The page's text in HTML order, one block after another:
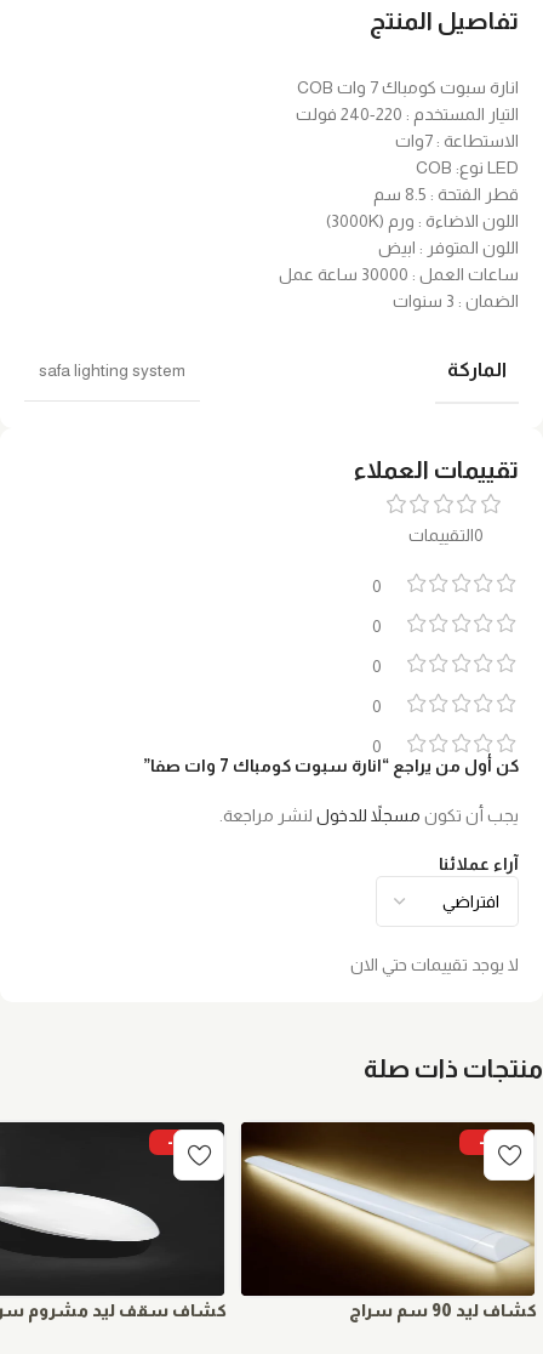
تقييمات العملاء
0التقييمات
0
0
0
0
0
آراء عملائنا
لا يوجد تقييمات حتي الان
كن أول من يراجع “انارة سبوت كومباك 7 وات صفا”
يجب أن تكون مسجلاً للدخول لنشر مراجعة.
تفاصيل المنتج
انارة سبوت كومباك 7 وات COB
التيار المستخدم : 220-240 فولت
الاستطاعة : 7وات
LED نوع: COB
قطر الفتحة : 8.5 سم
اللون الاضاءة : ورم (3000K)
اللون المتوفر : ابيض
ساعات العمل : 30000 ساعة عمل
الضمان : 3 سنوات
الماركة safa lighting system
منتجات ذات صلة
-5%
كشاف ليد 90 سم سراج
-9%
كشاف سقف ليد مشروم